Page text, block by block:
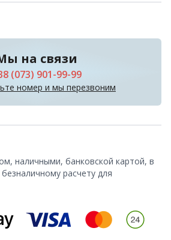
на связи
(073) 901-99-99
номер и мы перезвоним
наличными, банковской картой, в
расчету для